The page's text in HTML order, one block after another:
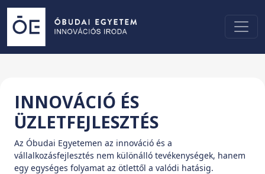
INNOVÁCIÓ ÉS
ÜZLETFEJLESZTÉS
Az Óbudai Egyetemen az innováció és a
vállalkozásfejlesztés nem különálló tevékenységek, hanem
egy egységes folyamat az ötlettől a valódi hatásig.